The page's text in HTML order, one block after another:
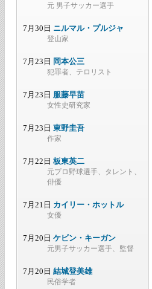
元 男子サッカー選手
7月30日 ニルマル・プルジャ
登山家
7月23日 岡本公三
犯罪者、テロリスト
7月23日 服藤早苗
女性史研究家
7月23日 東野圭吾
作家
7月22日 板東英二
元プロ野球選手、タレント、
俳優
7月21日 カイリー・ホットル
女優
7月20日 ケビン・キーガン
元男子サッカー選手、監督
7月20日 結城登美雄
民俗学者